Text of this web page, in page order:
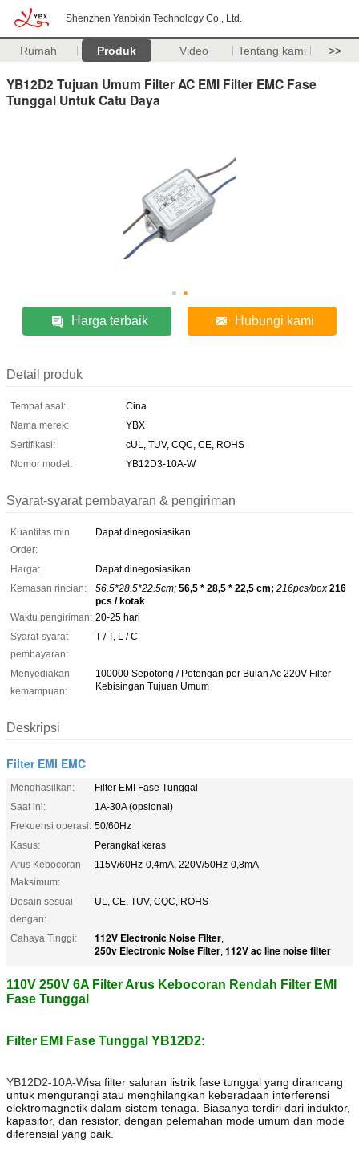
Shenzhen Yanbixin Technology Co., Ltd.
Rumah Produk Video Tentang kami >>
YB12D2 Tujuan Umum Filter AC EMI Filter EMC Fase
Tunggal Untuk Catu Daya
Harga terbaik Hubungi kami
Detail produk
Tempat asal:
Cina
Nama merek:
YBX
Sertifikasi:
cUL, TUV, CQC, CE, ROHS
Nomor model:
YB12D3-10A-W
Syarat-syarat pembayaran & pengiriman
Kuantitas min
Order:
Dapat dinegosiasikan
Harga:
Dapat dinegosiasikan
Kemasan rincian:
56.5*28.5*22.5cm; 56,5 * 28,5 * 22,5 cm; 216pcs/box 216
pcs / kotak
Waktu pengiriman: 20-25 hari
Syarat-syarat
pembayaran:
T / T, L / C
Menyediakan
kemampuan:
100000 Sepotong / Potongan per Bulan Ac 220V Filter
Kebisingan Tujuan Umum
Deskripsi
Filter EMI EMC
Menghasilkan:
Filter EMI Fase Tunggal
Saat ini:
1A-30A (opsional)
Frekuensi operasi: 50/60Hz
Kasus:
Perangkat keras
Arus Kebocoran
Maksimum:
115V/60Hz-0,4mA, 220V/50Hz-0,8mA
Desain sesuai
dengan:
UL, CE, TUV, CQC, ROHS
Cahaya Tinggi: 112V Electronic Noise Filter,
250v Electronic Noise Filter, 112V ac line noise filter
110V 250V 6A Filter Arus Kebocoran Rendah Filter EMI
Fase Tunggal
Filter EMI Fase Tunggal YB12D2:
YB12D2-10A-Wisa filter saluran listrik fase tunggal yang dirancang
untuk mengurangi atau menghilangkan keberadaan interferensi
elektromagnetik dalam sistem tenaga. Biasanya terdiri dari induktor,
kapasitor, dan resistor, dengan pelemahan mode umum dan mode
diferensial yang baik.